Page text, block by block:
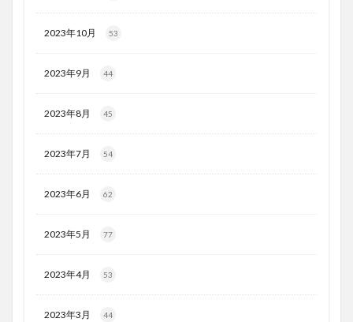
2023年10月 53
2023年9月 44
2023年8月 45
2023年7月 54
2023年6月 62
2023年5月 77
2023年4月 53
2023年3月 44